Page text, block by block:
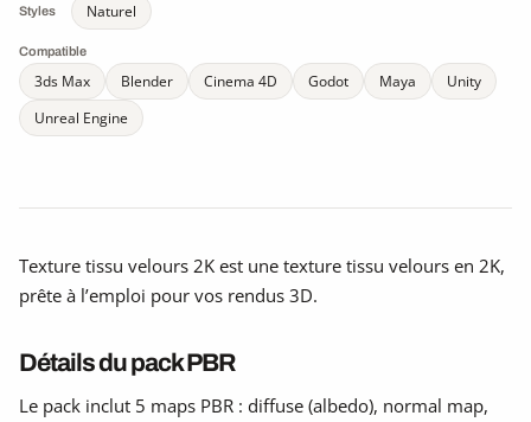
Styles Naturel
Compatible
3ds Max Blender Cinema 4D Godot Maya
Unity
Unreal Engine
Texture tissu velours 2K est une texture tissu velours en 2K,
prête à l’emploi pour vos rendus 3D.
Détails du pack PBR
Le pack inclut 5 maps PBR : diffuse (albedo), normal map,